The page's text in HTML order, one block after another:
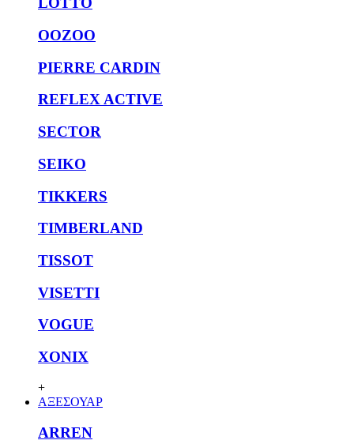
OOZOO
PIERRE CARDIN
REFLEX ACTIVE
SECTOR
SEIKO
TIKKERS
TIMBERLAND
TISSOT
VISETTI
VOGUE
XONIX
+
ΑΞΕΣΟΥΑΡ
ARREN